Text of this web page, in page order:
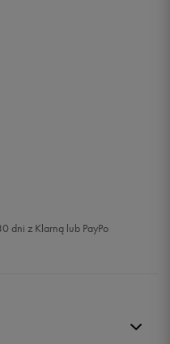
dni z Klarną lub PayPo